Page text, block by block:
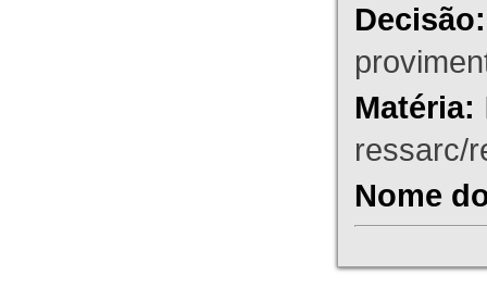
Decisão:
Matéria:
ressarc/
Nome